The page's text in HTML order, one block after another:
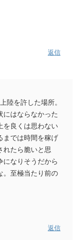
返信
陸を許した場所。
にはならなかった
を良くは思わない
までは時間を稼げ
れたら脆いと思
になりそうだから
。至極当たり前の
返信